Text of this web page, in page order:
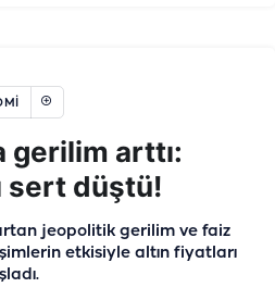
gerilim arttı:
sert düştü!
jeopolitik gerilim ve faiz
etkisiyle altın fiyatları